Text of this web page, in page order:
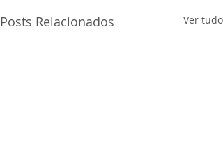
Posts Relacionados Ver tudo